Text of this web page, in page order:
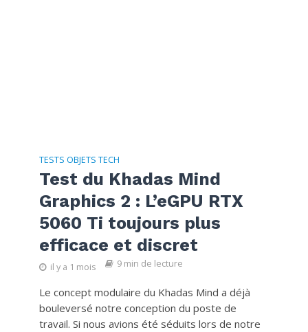
TESTS OBJETS TECH
Test du Khadas Mind
Graphics 2 : L’eGPU RTX
5060 Ti toujours plus
efficace et discret
il y a 1 mois 9 min de lecture
Le concept modulaire du Khadas Mind a déjà
bouleversé notre conception du poste de
travail. Si nous avions été séduits lors de notre